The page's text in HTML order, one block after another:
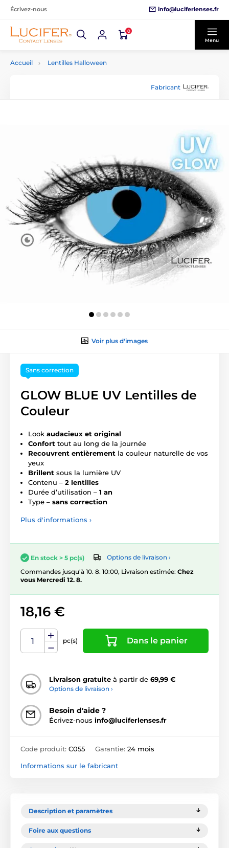
Écrivez-nous info@luciferlenses.fr
0
Menu
Accueil Lentilles Halloween
Fabricant
Voir plus d'images
Sans correction
GLOW BLUE UV Lentilles de
Couleur
Look audacieux et original
Confort tout au long de la journée
Recouvrent entièrement la couleur naturelle de vos
yeux
Brillent sous la lumière UV
Contenu – 2 lentilles
Durée d’utilisation – 1 an
Type – sans correction
Plus d'informations ›
En stock > 5 pc(s)
Options de livraison ›
Commandes jusqu'à 10. 8. 10:00, Livraison estimée: Chez
vous Mercredi 12. 8.
18,16 €
pc(s) Dans le panier
Livraison gratuite à partir de 69,99 €
Options de livraison ›
Besoin d'aide ?
Écrivez-nous info@luciferlenses.fr
Code produit: C055 Garantie: 24 mois
Informations sur le fabricant
Description et paramètres
Foire aux questions